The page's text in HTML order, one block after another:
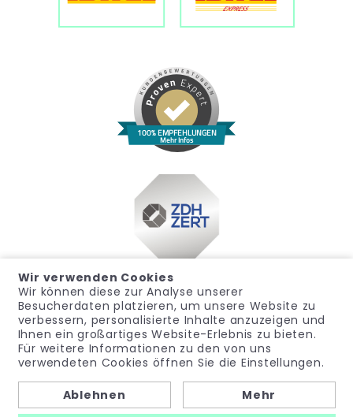
100% EMPFEHLUNGEN
Mehr Infos
© noma-med – Ein Geschäftsbereich der PubliCare GmbH
Impressum Datenschutz
Widerrufsrecht
Wir verwenden Cookies
Wir können diese zur Analyse unserer
Besucherdaten platzieren, um unsere Website zu
verbessern, personalisierte Inhalte anzuzeigen und
Ihnen ein großartiges Website-Erlebnis zu bieten.
Für weitere Informationen zu den von uns
verwendeten Cookies öffnen Sie die Einstellungen.
Ablehnen Mehr